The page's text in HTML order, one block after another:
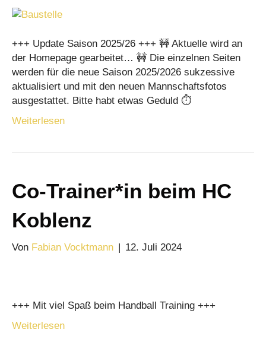
+++ Update Saison 2025/26 +++ 🚧 Aktuelle wird an
der Homepage gearbeitet… 🚧 Die einzelnen Seiten
werden für die neue Saison 2025/2026 sukzessive
aktualisiert und mit den neuen Mannschaftsfotos
ausgestattet. Bitte habt etwas Geduld ⏱️
Weiterlesen
Co-Trainer*in beim HC
Koblenz
Von Fabian Vocktmann | 12. Juli 2024
+++ Mit viel Spaß beim Handball Training +++
Weiterlesen